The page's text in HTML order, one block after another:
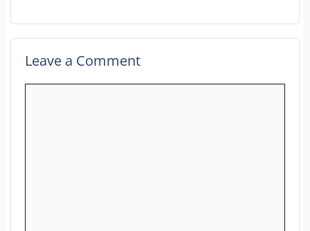
Leave a Comment